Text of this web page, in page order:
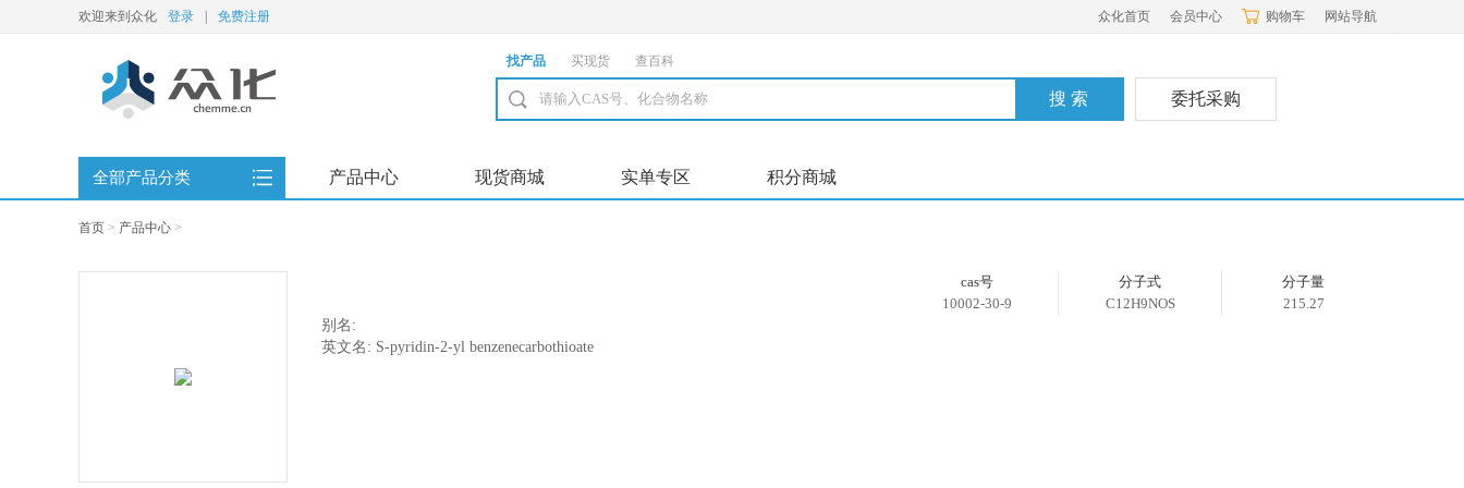
欢迎来到众化 登录 免费注册 众化首页 会员中心 购物车 网站导航
找产品 买现货 查百科
委托采购
全部产品分类 产品中心 现货商城 实单专区 积分商城
首页 > 产品中心 >
别名:
英文名: S-pyridin-2-yl benzenecarbothioate
cas号
10002-30-9
分子式
C12H9NOS
分子量
215.27